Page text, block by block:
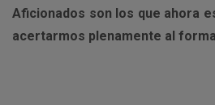
Aficionados son los que ahora
acertarmos plenamente al